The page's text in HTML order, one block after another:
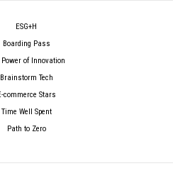
ESG+H
Boarding Pass
Power of Innovation
Brainstorm Tech
commerce Stars
Time Well Spent
Path to Zero